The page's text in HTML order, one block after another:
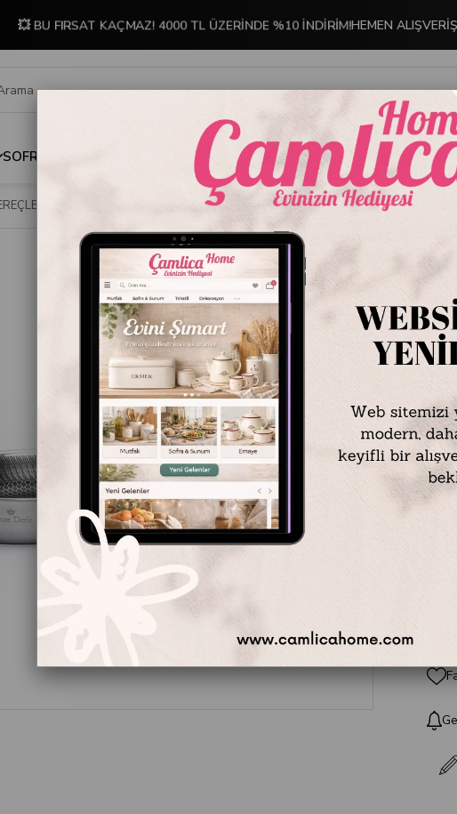
💥 BU FIRSAT KAÇMAZ! 4000 TL ÜZERİNDE %10 İNDİRİM! HEMEN
SOFRA & MUTFAK İNDİRİMLİ ÜRÜNLER DEKORASYON TABLO
Maxx Doria Steel Fusion Paslanmaz Çelik Tava 28
Stok
cm
Kapları